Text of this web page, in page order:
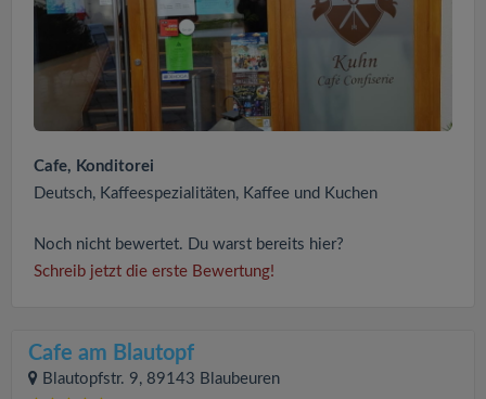
Cafe, Konditorei
Deutsch, Kaffeespezialitäten, Kaffee und Kuchen
Noch nicht bewertet. Du warst bereits hier?
Schreib jetzt die erste Bewertung!
Cafe am Blautopf
Blautopfstr. 9, 89143 Blaubeuren